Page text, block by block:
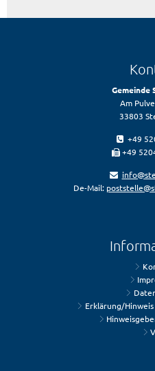
Gemeinde
Am
33803
+49
+49
De-Mail:
Erklärung/